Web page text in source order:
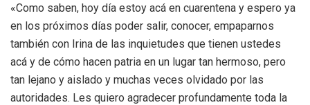
«Como saben, hoy día estoy acá en cuarentena y espero ya
en los próximos días poder salir, conocer, empaparnos
también con Irina de las inquietudes que tienen ustedes
acá y de cómo hacen patria en un lugar tan hermoso, pero
tan lejano y aislado y muchas veces olvidado por las
autoridades. Les quiero agradecer profundamente toda la